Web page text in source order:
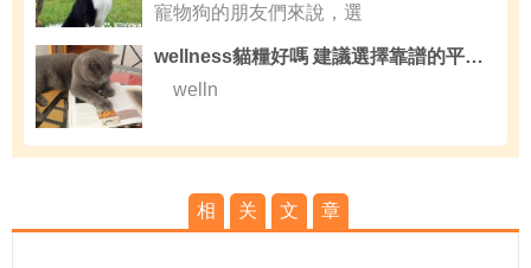
寵物狗的朋友們來說，選
wellness貓糧好嗎 建議選擇靠譜的平台購買
welln
相 关 文 章